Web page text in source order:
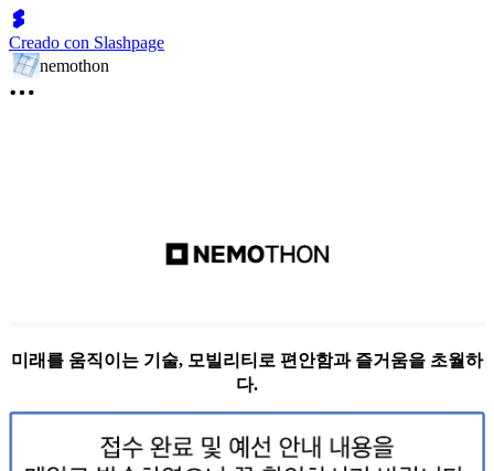
Creado con Slashpage
nemothon
미래를 움직이는 기술, 모빌리티로 편안함과 즐거움을 초월하
다.